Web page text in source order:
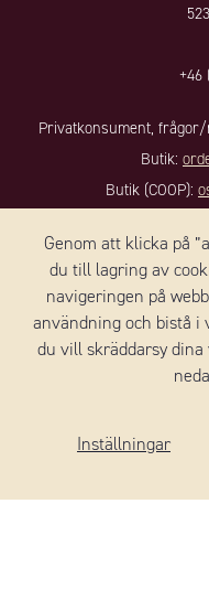
Genom att klicka på
du till lagring av
navigeringen på
användning och bistå i
du vill skräddarsy dina
Inställningar
+46
Privatkonsument,
Butik:
Butik (COOP):